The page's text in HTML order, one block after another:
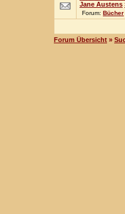
Jane Austens
Forum: Bücher
Forum Übersicht »